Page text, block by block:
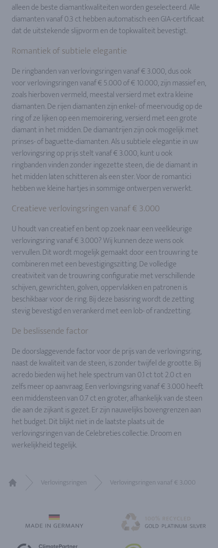
alleen de beste diamantkwaliteiten worden geselecteerd. Alle
diamanten vanaf 0.3 ct hebben automatisch een GIA-certificaat
dat de uitstekende slijpvorm en de topkwaliteit bevestigt.
Romantiek of subtiele elegantie
De ringbanden van verlovingsringen vanaf € 3.000, dus ook
voor verlovingsringen vanaf € 5.000 of € 10.000, zijn massief en,
zoals hierboven vermeld, meestal versierd met extra kleine
diamanten. De rijen diamanten zijn enkel- of meervoudig op de
ring of ze lijken op een memoirering, versierd met een grote
diamant in het midden. De diamantrijen zijn ook mogelijk met
prinses- of baguette-diamanten. Als u subtiele elegantie in uw
verlovingsring op prijs stelt vanaf € 3.000, kunt u ook
ringbanden vinden zonder ingezette steen, die de diamant in
het midden laten schitteren als een ster. Voor de romantici
hebben we kleine hartjes in sommige ontwerpen verwerkt.
Creatieve verlovingsringen vanaf € 3.000
U houdt van creatief en bent op zoek naar een veelkleurige
verlovingsring vanaf € 3.000? Wij kunnen deze wens ook
vervullen. Dit wordt mogelijk gemaakt door een trouwring te
combineren met een bevestigingszitting. De volledige
creativiteit van de trouwring configuratie met verschillende
schijven, gewrichten, golven, oppervlakken en patronen is
beschikbaar voor de ring. Bij deze basisring wordt de zetting
stevig bevestigd en verankerd met een lob- of randzetting.
De beslissende factor
De doorslaggevende factor voor de prijs van de verlovingsring,
naast de kwaliteit van de steen, is zonder twijfel de grootte. Bij
acredo bieden wij het hele spectrum van 0.1 ct tot 2.0 ct en
zelfs meer op aanvraag. Een verlovingsring vanaf € 3.000 heeft
een middensteen van 0.7 ct en groter, afhankelijk van de steen
die aan de zijkant is gezet. Er zijn nauwelijks bovengrenzen aan
het budget. Dit blijkt niet in de laatste plaats uit de
verlovingsringen van de Celebreties collectie. Droom en
werkelijkheid tegelijk.
Verlovingsringen Verlovingsringen vanaf € 3.000